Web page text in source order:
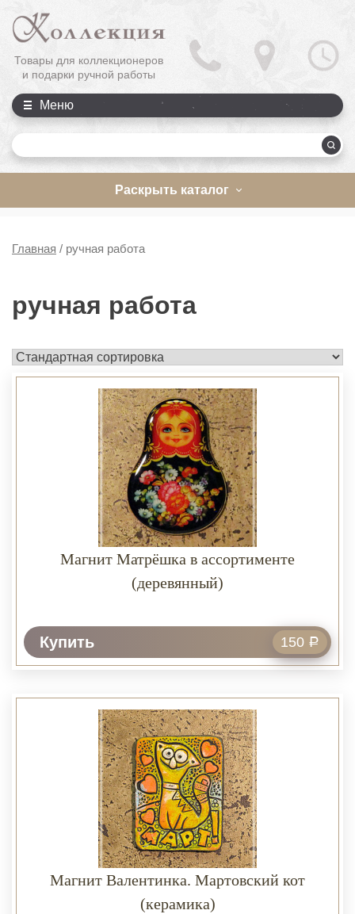
Товары для коллекционеров
и подарки ручной работы
Меню
Раскрыть каталог
Главная / ручная работа
ручная работа
Магнит Матрёшка в ассортименте
(деревянный)
Купить 150 Р
Магнит Валентинка. Мартовский кот
(керамика)